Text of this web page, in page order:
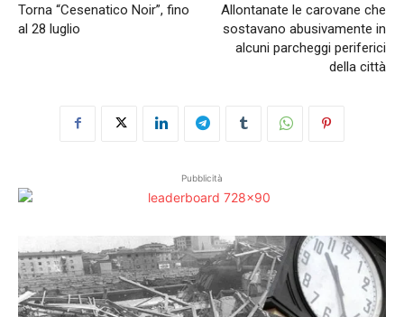
Torna “Cesenatico Noir”, fino
al 28 luglio
Allontanate le carovane che
sostavano abusivamente in
alcuni parcheggi periferici
della città
Pubblicità